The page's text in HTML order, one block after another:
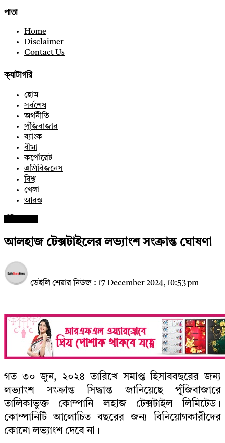
পাতা
Home
Disclaimer
Contact Us
ক্যাটাগরি
হোম
সর্বশেষ
অর্থনীতি
পুঁজিবাজার
ব্যাংক
বীমা
কর্পোরেট
এগ্রিবিজনেস
বিশ্ব
খেলা
আরও
আলহাজ টেক্সটাইলের লভ্যাংশ সংক্রান্ত ঘোষণা
ডেইলি শেয়ার নিউজ : 17 December 2024, 10:53 pm
গত ৩০ জুন, ২০২৪ তারিখে সমাপ্ত হিসাববছরের জন্য
লভ্যাংশ সংক্রান্ত সিদ্ধান্ত জানিয়েছে পুঁজিবাজারে
তালিকাভুক্ত কোম্পানি লহাজ টেক্সটাইল লিমিটেড।
কোম্পানিটি আলোচিত বছরের জন্য বিনিয়োগকারীদের
কোনো লভ্যাংশ দেবে না।